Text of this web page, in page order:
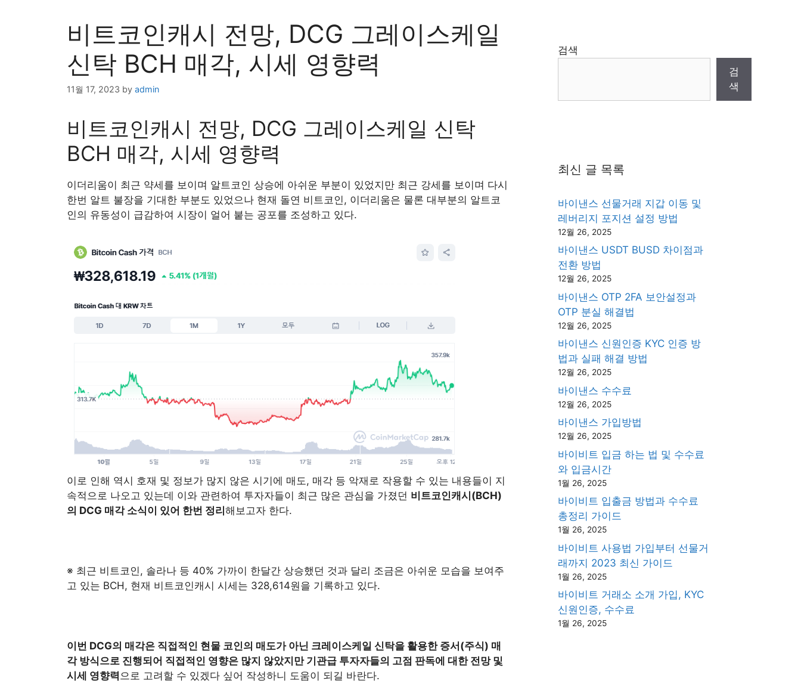
비트코인캐시 전망, DCG 그레이스케일
신탁 BCH 매각, 시세 영향력
11월 17, 2023 by admin
비트코인캐시 전망, DCG 그레이스케일 신탁
BCH 매각, 시세 영향력
이더리움이 최근 약세를 보이며 알트코인 상승에 아쉬운 부분이 있었지만 최근 강세를 보이며 다시
한번 알트 불장을 기대한 부분도 있었으나 현재 돌연 비트코인, 이더리움은 물론 대부분의 알트코
인의 유동성이 급감하여 시장이 얼어 붙는 공포를 조성하고 있다.
이로 인해 역시 호재 및 정보가 많지 않은 시기에 매도, 매각 등 악재로 작용할 수 있는 내용들이 지
속적으로 나오고 있는데 이와 관련하여 투자자들이 최근 많은 관심을 가졌던 비트코인캐시(BCH)
의 DCG 매각 소식이 있어 한번 정리 해보고자 한다.
※ 최근 비트코인, 솔라나 등 40% 가까이 한달간 상승했던 것과 달리 조금은 아쉬운 모습을 보여주
고 있는 BCH, 현재 비트코인캐시 시세는 328,614원을 기록하고 있다.
이번 DCG의 매각은 직접적인 현물 코인의 매도가 아닌 크레이스케일 신탁을 활용한 증서(주식) 매
각 방식으로 진행되어 직접적인 영향은 많지 않았지만 기관급 투자자들의 고점 판독에 대한 전망 및
시세 영향력으로 고려할 수 있겠다 싶어 작성하니 도움이 되길 바란다.
검색
검
색
최신 글 목록
바이낸스 선물거래 지갑 이동 및
레버리지 포지션 설정 방법
12월 26, 2025
바이낸스 USDT BUSD 차이점과
전환 방법
12월 26, 2025
바이낸스 OTP 2FA 보안설정과
OTP 분실 해결법
12월 26, 2025
바이낸스 신원인증 KYC 인증 방
법과 실패 해결 방법
12월 26, 2025
바이낸스 수수료
12월 26, 2025
바이낸스 가입방법
12월 26, 2025
바이비트 입금 하는 법 및 수수료
와 입금시간
1월 26, 2025
바이비트 입출금 방법과 수수료
총정리 가이드
1월 26, 2025
바이비트 사용법 가입부터 선물거
래까지 2023 최신 가이드
1월 26, 2025
바이비트 거래소 소개 가입, KYC
신원인증, 수수료
1월 26, 2025